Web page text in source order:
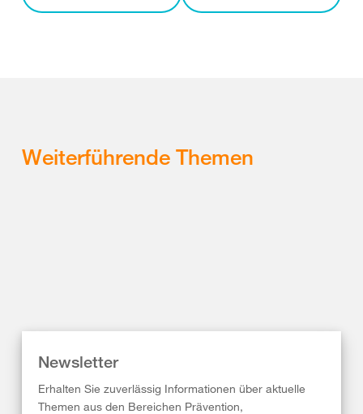
Weiterführende Themen
Newsletter
Erhalten Sie zuverlässig Informationen über aktuelle
Themen aus den Bereichen Prävention,